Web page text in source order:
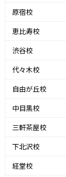
原宿校
恵比寿校
渋谷校
代々木校
自由が丘校
中目黒校
三軒茶屋校
下北沢校
経堂校